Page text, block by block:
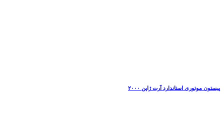
پیستون موتوری استاندارد آرت ژاپن ۲۰۰۰